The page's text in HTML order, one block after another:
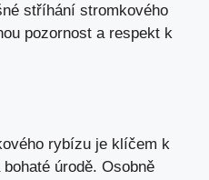
stříhání stromkového
pozornost a respekt k
rybízu je klíčem k
úrodě. Osobně